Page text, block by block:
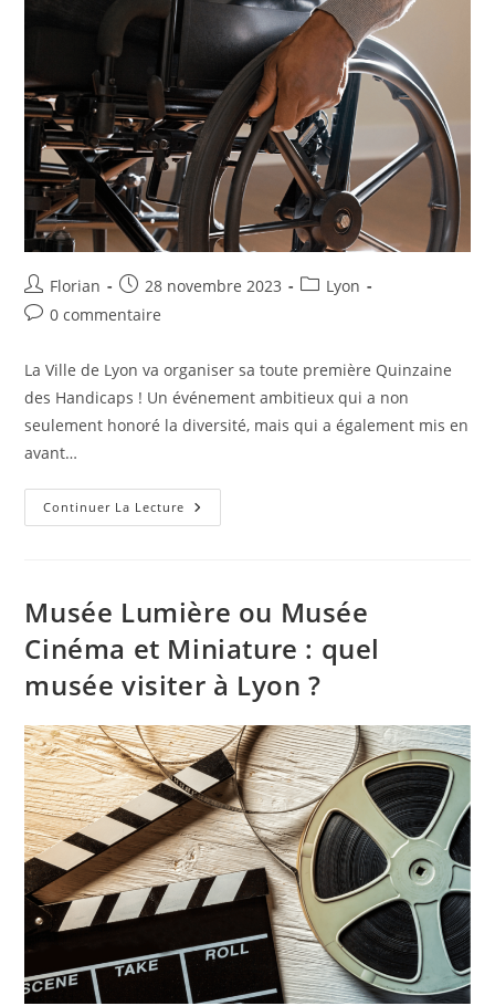
Florian 28 novembre 2023
Lyon
0 commentaire
La Ville de Lyon va organiser sa toute première Quinzaine
des Handicaps ! Un événement ambitieux qui a non
seulement honoré la diversité, mais qui a également mis en
avant…
Continuer La Lecture
Musée Lumière ou Musée
Cinéma et Miniature : quel
musée visiter à Lyon ?